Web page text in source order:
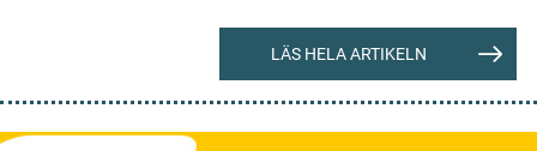
LÄS HELA ARTIKELN